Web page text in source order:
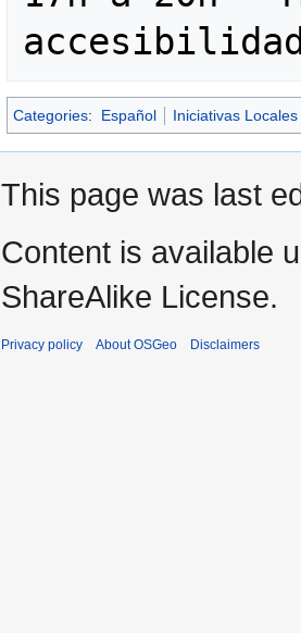
Categories: Español Iniciativas Locales
This page was last
Content is available
ShareAlike License.
Privacy policy About OSGeo Disclaimers